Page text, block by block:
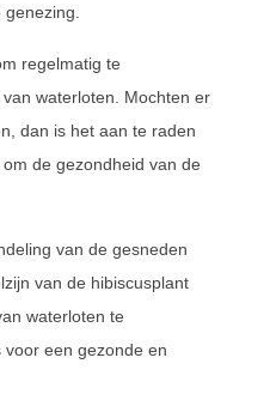
regelmatig te
waterloten. Mochten er
dan is het aan te raden
de gezondheid van de
van de gesneden
van de hibiscusplant
waterloten te
een gezonde en